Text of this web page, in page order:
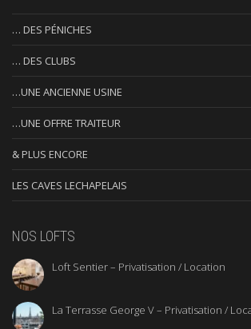
… DES PÉNICHES
… DES CLUBS
…UNE ANCIENNE USINE
…UNE OFFRE TRAITEUR
& PLUS ENCORE
LES CAVES LECHAPELAIS
NOS LOFTS
Loft Sentier – Privatisation / Location
La Terrasse George V – Privatisation /